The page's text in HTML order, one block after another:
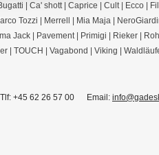
Ca' shott| Caprice Cult| Ecco
Tozzi Merrell Mia Maja|
Jack| Pavement| Primigi Rieker|
TOUCH Vagabond Viking
62 26 57 00 Email: